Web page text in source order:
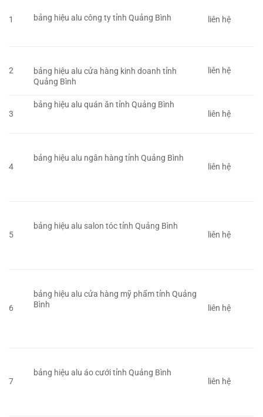
1 bảng hiệu alu công ty tỉnh Quảng Bình liên hệ
2
bảng hiệu alu cửa hàng kinh doanh tỉnh
Quảng Bình
liên hệ
3
bảng hiệu alu quán ăn tỉnh Quảng Bình
liên hệ
4
bảng hiệu alu ngân hàng tỉnh Quảng Bình
liên hệ
5
bảng hiệu alu salon tóc tỉnh Quảng Bình
liên hệ
6
bảng hiệu alu cửa hàng mỹ phẩm tỉnh Quảng
Bình
liên hệ
7
bảng hiệu alu áo cưới tỉnh Quảng Bình
liên hệ